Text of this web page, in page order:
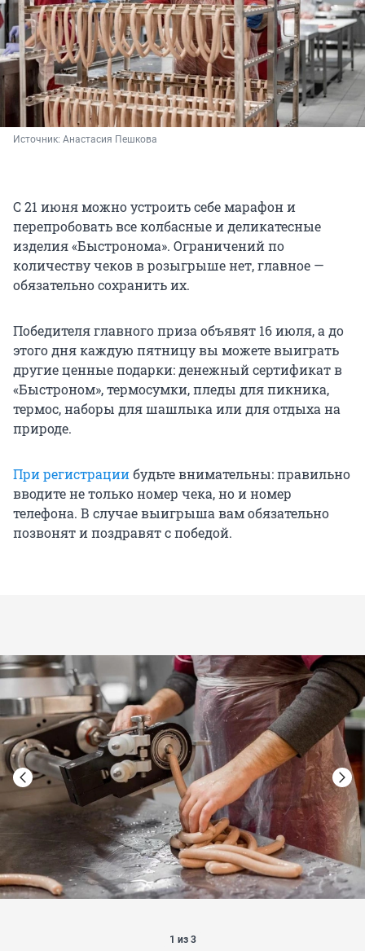
Источник: Анастасия Пешкова
С 21 июня можно устроить себе марафон и
перепробовать все колбасные и деликатесные
изделия «Быстронома». Ограничений по
количеству чеков в розыгрыше нет, главное —
обязательно сохранить их.
Победителя главного приза объявят 16 июля, а до
этого дня каждую пятницу вы можете выиграть
другие ценные подарки: денежный сертификат в
«Быстроном», термосумки, пледы для пикника,
термос, наборы для шашлыка или для отдыха на
природе.
При регистрациибудьте внимательны: правильно
вводите не только номер чека, но и номер
телефона. В случае выигрыша вам обязательно
позвонят и поздравят с победой.
1 из 3